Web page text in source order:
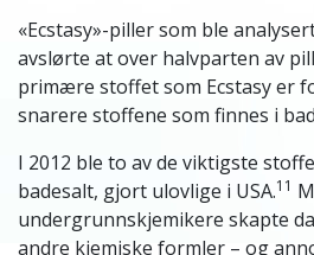
«Ecstasy»-piller som ble
avslørte at over halvparten av
primære stoffet som Ecstasy er
snarere stoffene som finnes i
I 2012 ble to av de viktigste
badesalt, gjort ulovlige i USA.11
undergrunnskjemikere skapte
andre kjemiske formler – og